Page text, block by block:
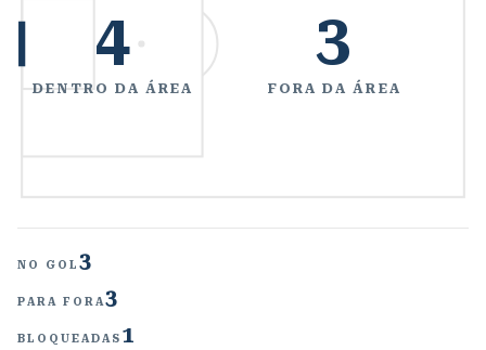
4
DENTRO DA ÁREA
3
FORA DA ÁREA
NO GOL 3
PARA FORA3
BLOQUEADAS 1